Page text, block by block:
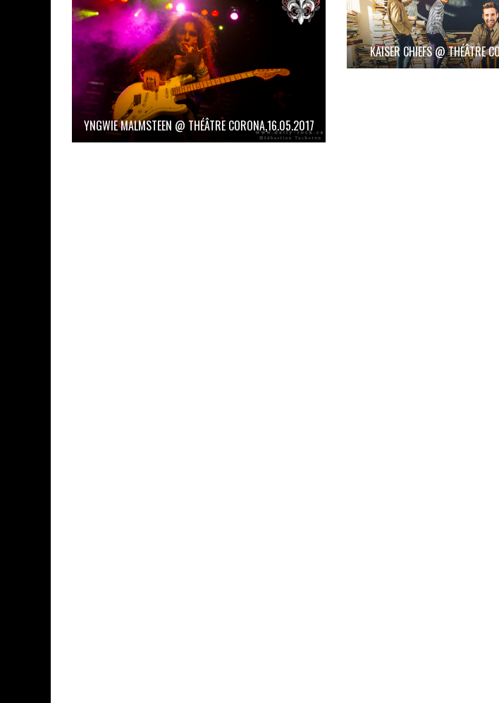
YNGWIE MALMSTEEN @ THÉÂTRE CORONA,16.05.2017
KAISER CHIEFS @ THÉÂTRE